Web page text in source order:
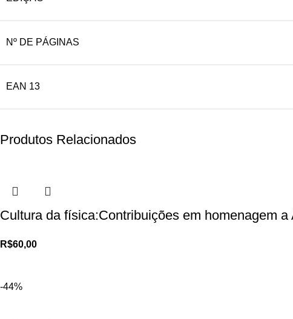
Nº DE PÁGINAS
EAN 13
Produtos Relacionados
Cultura da física:Contribuições em homenagem
R$60,00
-44%